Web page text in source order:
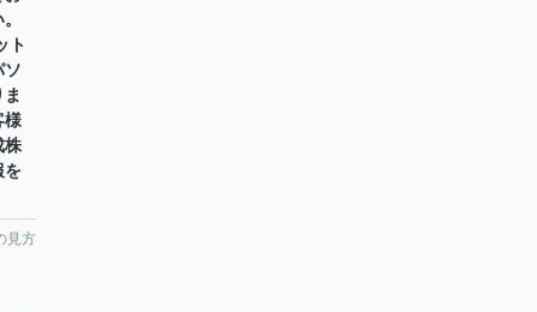
ト
ソ
様
株
を
見方